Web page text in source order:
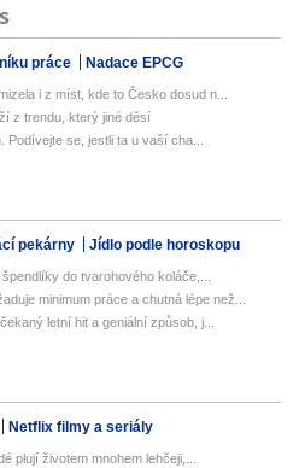
práce Nadace EPCG
i z míst, kde to Česko dosud n...
z trendu, který jiné děsí
se, jestli ta u vaší cha...
pekárny Jídlo podle horoskopu
do tvarohového koláče,...
minimum práce a chutná lépe než...
letní hit a geniální způsob, j...
Netflix filmy a seriály
plují životem mnohem lehčeji,...